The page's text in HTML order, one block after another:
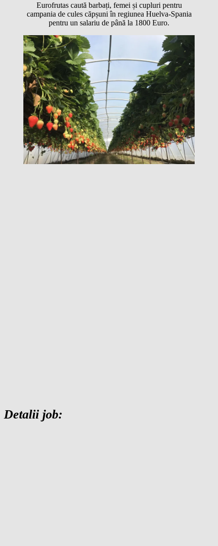
Eurofrutas caută barbați, femei și cupluri pentru
campania de cules căpșuni în regiunea Huelva-Spania
pentru un salariu de până la 1800 Euro.
Detalii job: